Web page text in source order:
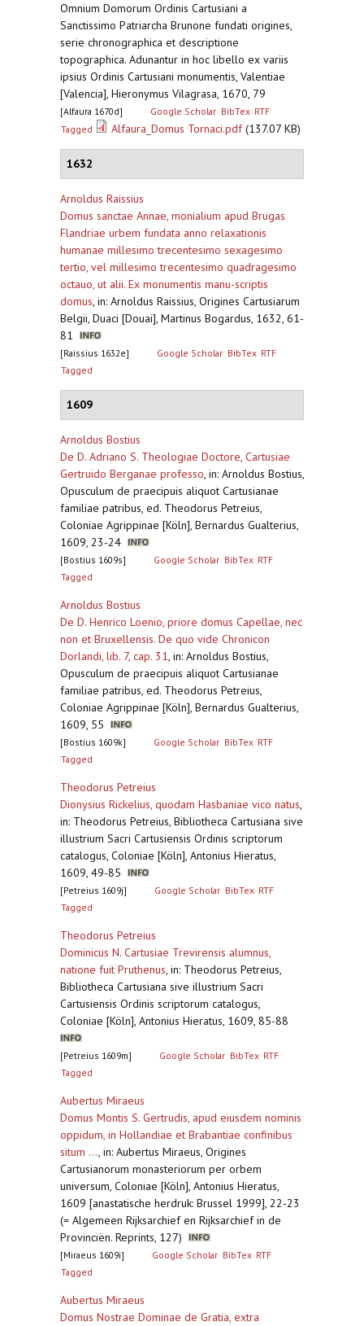
Omnium Domorum Ordinis Cartusiani a
Sanctissimo Patriarcha Brunone fundati origines,
serie chronographica et descriptione
topographica. Adunantur in hoc libello ex variis
ipsius Ordinis Cartusiani monumentis, Valentiae
[Valencia], Hieronymus Vilagrasa, 1670, 79
[Alfaura 1670d] Google Scholar BibTex RTF
Tagged
Alfaura_Domus Tornaci.pdf(137.07 KB)
1632
Arnoldus Raissius
Domus sanctae Annae, monialium apud Brugas
Flandriae urbem fundata anno relaxationis
humanae millesimo trecentesimo sexagesimo
tertio, vel millesimo trecentesimo quadragesimo
octauo, ut alii. Ex monumentis manu-scriptis
domus, in: Arnoldus Raissius, Origines Cartusiarum
Belgii, Duaci [Douai], Martinus Bogardus, 1632, 61-
81
[Raissius 1632e] Google Scholar BibTex RTF
Tagged
1609
Arnoldus Bostius
De D. Adriano S. Theologiae Doctore, Cartusiae
Gertruido Berganae professo, in: Arnoldus Bostius,
Opusculum de praecipuis aliquot Cartusianae
familiae patribus, ed. Theodorus Petreius,
Coloniae Agrippinae [Köln], Bernardus Gualterius,
1609, 23-24
[Bostius 1609s] Google Scholar BibTex RTF
Tagged
Arnoldus Bostius
De D. Henrico Loenio, priore domus Capellae, nec
non et Bruxellensis. De quo vide Chronicon
Dorlandi, lib. 7, cap. 31, in: Arnoldus Bostius,
Opusculum de praecipuis aliquot Cartusianae
familiae patribus, ed. Theodorus Petreius,
Coloniae Agrippinae [Köln], Bernardus Gualterius,
1609, 55
[Bostius 1609k] Google Scholar BibTex RTF
Tagged
Theodorus Petreius
Dionysius Rickelius, quodam Hasbaniae vico natus,
in: Theodorus Petreius, Bibliotheca Cartusiana sive
illustrium Sacri Cartusiensis Ordinis scriptorum
catalogus, Coloniae [Köln], Antonius Hieratus,
1609, 49-85
[Petreius 1609j] Google Scholar BibTex RTF
Tagged
Theodorus Petreius
Dominicus N. Cartusiae Trevirensis alumnus,
natione fuit Pruthenus, in: Theodorus Petreius,
Bibliotheca Cartusiana sive illustrium Sacri
Cartusiensis Ordinis scriptorum catalogus,
Coloniae [Köln], Antonius Hieratus, 1609, 85-88
[Petreius 1609m] Google Scholar BibTex RTF
Tagged
Aubertus Miraeus
Domus Montis S. Gertrudis, apud eiusdem nominis
oppidum, in Hollandiae et Brabantiae confinibus
situm ..., in: Aubertus Miraeus, Origines
Cartusianorum monasteriorum per orbem
universum, Coloniae [Köln], Antonius Hieratus,
1609 [anastatische herdruk: Brussel 1999], 22-23
(= Algemeen Rijksarchief en Rijksarchief in de
Provinciën. Reprints, 127)
[Miraeus 1609i] Google Scholar BibTex RTF
Tagged
Aubertus Miraeus
Domus Nostrae Dominae de Gratia, extra